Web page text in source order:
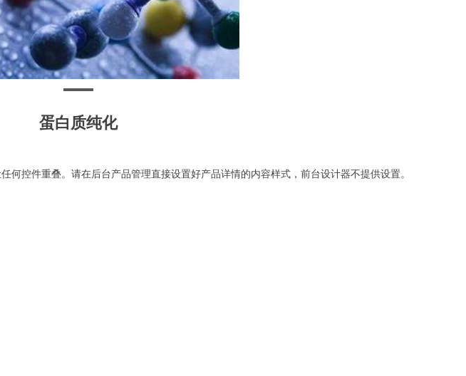
蛋白质纯化
何控件重叠。请在后台产品管理直接设置好产品详情的内容样式，前台设计器不提供设置。